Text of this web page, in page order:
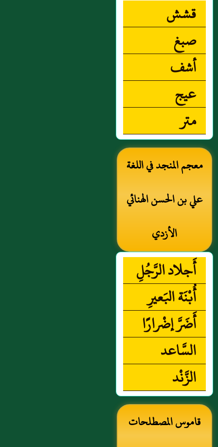
قشش
صبغ
أشف
عيج
متر
معجم المنجد في اللغة
علي بن الحسن الهنائي
الأزدي
أَجلاد الرَّجُلِ
أُبْنَة البَعيرِ
أَضَرَّ إضْرارًا
السَّاعد
الزَّنْد
قاموس المصطلحات